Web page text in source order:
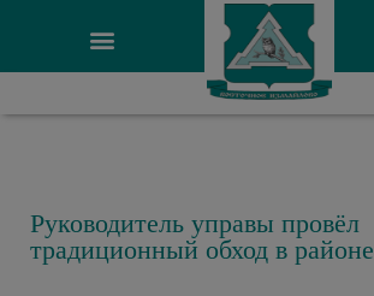
Руководитель управы провёл
традиционный обход в районе